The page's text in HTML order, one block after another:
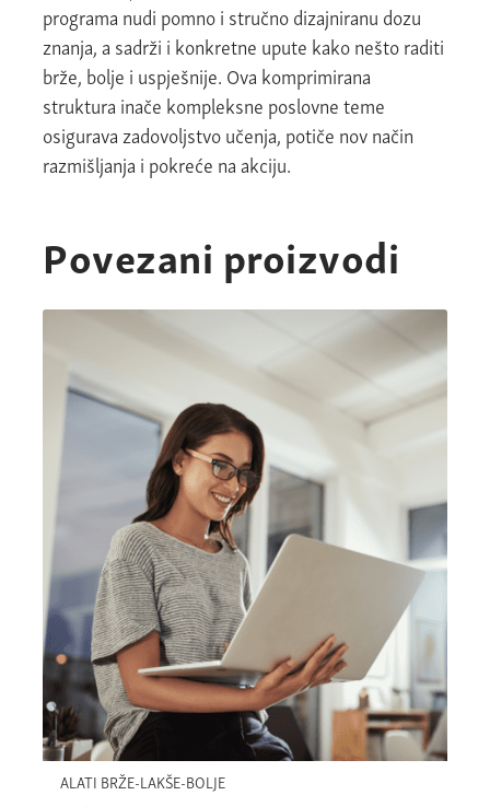
programa nudi pomno i stručno dizajniranu dozu
znanja, a sadrži i konkretne upute kako nešto raditi
brže, bolje i uspješnije. Ova komprimirana
struktura inače kompleksne poslovne teme
osigurava zadovoljstvo učenja, potiče nov način
razmišljanja i pokreće na akciju.
Povezani proizvodi
ALATI BRŽE-LAKŠE-BOLJE